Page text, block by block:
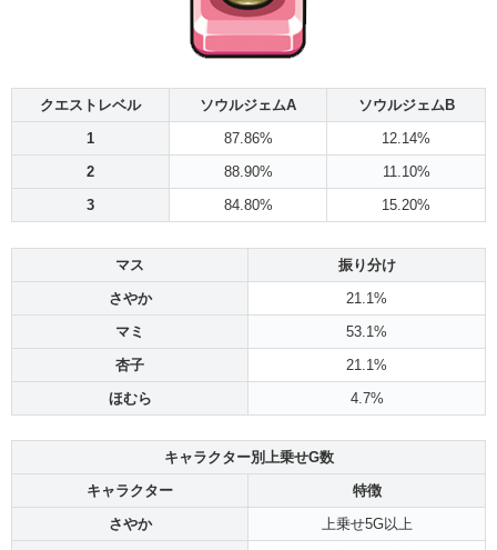
クエストレベル ソウルジェムA
ソウルジェムB
1
87.86%
12.14%
2
88.90%
11.10%
3
84.80% 15.20%
マス
振り分け
さやか
21.1%
マミ
53.1%
杏子
21.1%
ほむら
4.7%
キャラクター別上乗せG数
キャラクター
特徴
さやか
上乗せ5G以上